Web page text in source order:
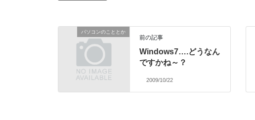
パソコンのこととか
前の記事
Windows7….どうなん
ですかね～？
2009/10/22